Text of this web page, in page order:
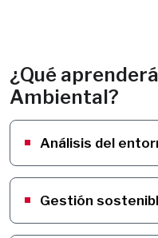
¿Qué
Ambiental?
Análisis del
Gestión